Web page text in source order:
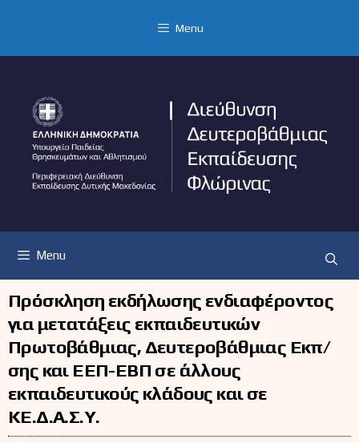
Menu
Menu
Πρόσκληση εκδήλωσης ενδιαφέροντος
για μετατάξεις εκπαιδευτικών
Πρωτοβάθμιας, Δευτεροβάθμιας Εκπ/
σης και ΕΕΠ-ΕΒΠ σε άλλους
εκπαιδευτικούς κλάδους και σε
ΚΕ.Δ.Α.Σ.Υ.